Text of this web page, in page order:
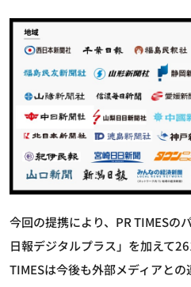
今回の提携により、PR TIMESの
日報デジタルプラス」を加えて
TIMESは今後も外部メディアと